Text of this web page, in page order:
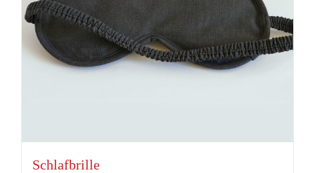
Schlafbrille